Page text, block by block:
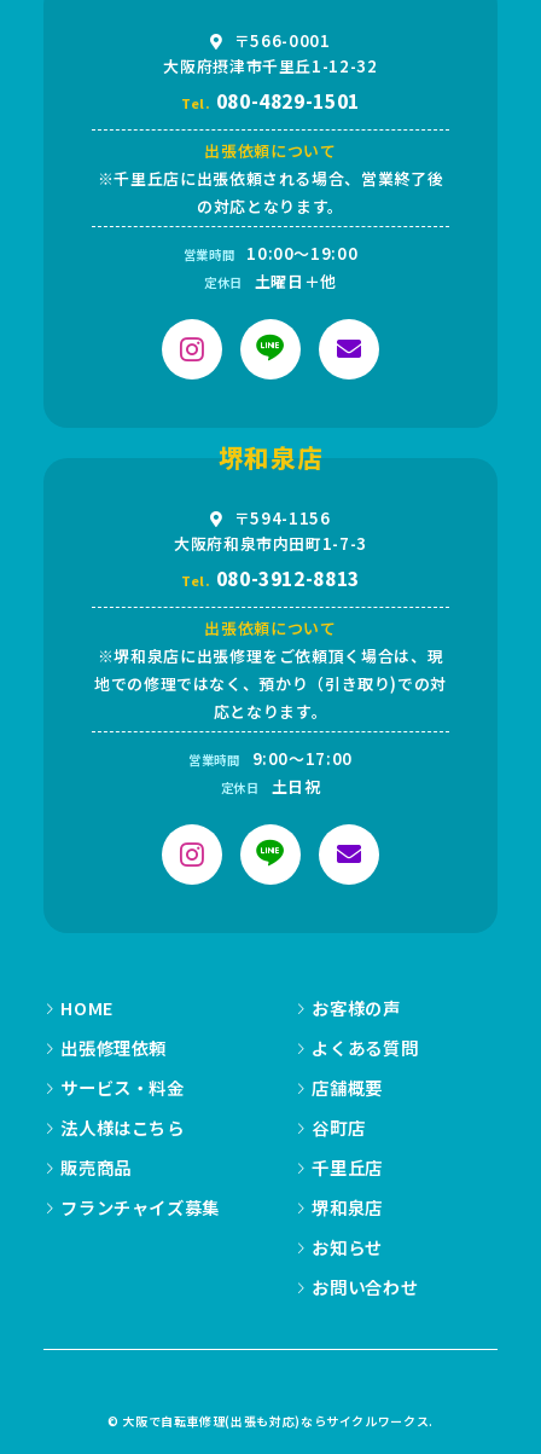
〒566-0001
大阪府摂津市千里丘1-12-32
Tel. 080-4829-1501
出張依頼について
※千里丘店に出張依頼される場合、営業終了後
の対応となります。
営業時間 10:00～19:00
定休日 土曜日＋他
堺和泉店
〒594-1156
大阪府和泉市内田町1-7-3
Tel. 080-3912-8813
出張依頼について
※堺和泉店に出張修理をご依頼頂く場合は、現
地での修理ではなく、預かり（引き取り)での対
応となります。
営業時間 9:00～17:00
定休日 土日祝
HOME
出張修理依頼
サービス・料金
法人様はこちら
販売商品
フランチャイズ募集
お客様の声
よくある質問
店舗概要
谷町店
千里丘店
堺和泉店
お知らせ
お問い合わせ
© 大阪で自転車修理(出張も対応)ならサイクルワークス.